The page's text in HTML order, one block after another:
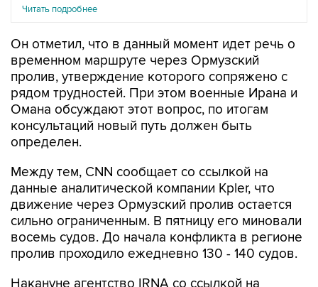
Читать подробнее
Он отметил, что в данный момент идет речь о
временном маршруте через Ормузский
пролив, утверждение которого сопряжено с
рядом трудностей. При этом военные Ирана и
Омана обсуждают этот вопрос, по итогам
консультаций новый путь должен быть
определен.
Между тем, CNN сообщает со ссылкой на
данные аналитической компании Kpler, что
движение через Ормузский пролив остается
сильно ограниченным. В пятницу его миновали
восемь судов. До начала конфликта в регионе
пролив проходило ежедневно 130 - 140 судов.